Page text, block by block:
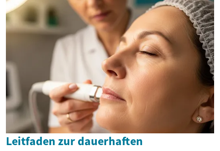
Leitfaden zur dauerhaften